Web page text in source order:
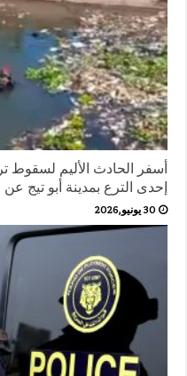
أسفر الحادث الأليم
إحدى الترع بمدينة أبو تيج عن وفاة 8 أشخاص
30 يونيو,2026